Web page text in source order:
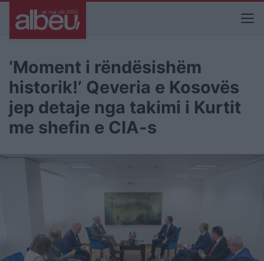
‘Moment i rëndësishëm
historik!’ Qeveria e Kosovës
jep detaje nga takimi i Kurtit
me shefin e CIA-s